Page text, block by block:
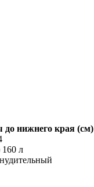
до нижнего края (см)
160 л